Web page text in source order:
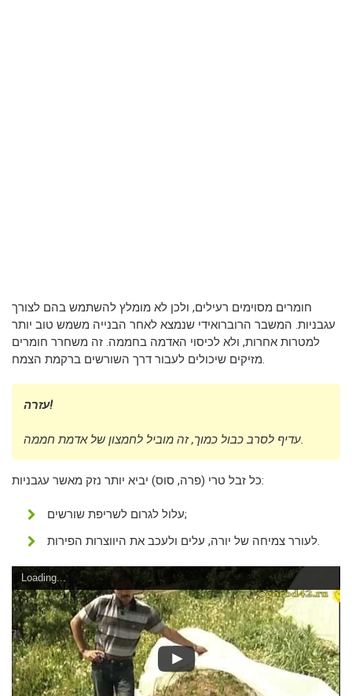
חומרים מסוימים רעילים, ולכן לא מומלץ להשתמש בהם לצורך
עגבניות. המשבר הרוברואידי שנמצא לאחר הבנייה משמש טוב יותר
למטרות אחרות, ולא לכיסוי האדמה בחממה. זה משחרר חומרים
מזיקים שיכולים לעבור דרך השורשים ברקמת הצמח.
עזרה!
עדיף לסרב כבול כמוך, זה מוביל לחמצון של אדמת חממה.
כל זבל טרי (פרה, סוס) יביא יותר נזק מאשר עגבניות:
עלול לגרום לשריפת שורשים;
לעורר צמיחה של יורה, עלים ולעכב את היווצרות הפירות.
Loading...